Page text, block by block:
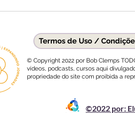
Termos de Uso /
© Copyright 2022 por Bob Clemps
vídeos, podcasts, cursos aqui
propriedade do site com proibida a
©2022 por: